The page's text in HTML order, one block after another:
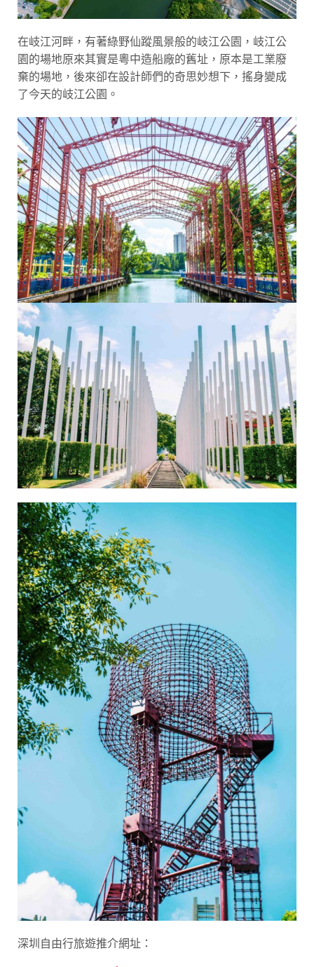
在岐江河畔，有著綠野仙蹤風景般的岐江公園，岐江公
園的場地原來其實是粵中造船廠的舊址，原本是工業廢
棄的場地，後來卻在設計師們的奇思妙想下，搖身變成
了今天的岐江公園。
深圳自由行旅遊推介網址：